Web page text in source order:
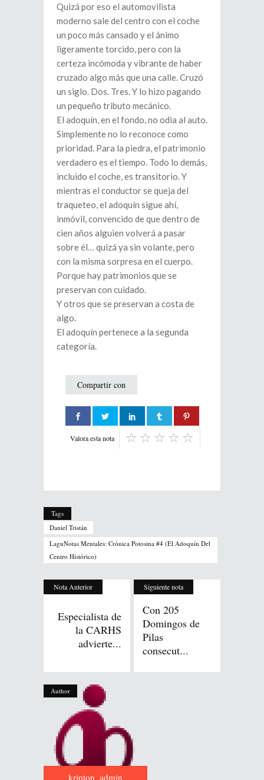
Quizá por eso el automovilista
moderno sale del centro con el coche
un poco más cansado y el ánimo
ligeramente torcido, pero con la
certeza incómoda y vibrante de haber
cruzado algo más que una calle. Cruzó
un siglo. Dos. Tres. Y lo hizo pagando
un pequeño tributo mecánico.
El adoquín, en el fondo, no odia al auto.
Simplemente no lo reconoce como
prioridad. Para la piedra, el patrimonio
verdadero es el tiempo. Todo lo demás,
incluido el coche, es transitorio. Y
mientras el conductor se queja del
traqueteo, el adoquín sigue ahí,
inmóvil, convencido de que dentro de
cien años alguien volverá a pasar
sobre él… quizá ya sin volante, pero
con la misma sorpresa en el cuerpo.
Porque hay patrimonios que se
preservan con cuidado.
Y otros que se preservan a costa de
algo.
El adoquín pertenece a la segunda
categoría.
Compartir con
Valora esta nota
Tags
Daniel Tristán
LaguNotas Mentales: Crónica Potosina #4 (El Adoquín Del
Centro Histórico)
Nota Anterior
Especialista de
la CARHS
advierte...
Siguiente nota
Con 205
Domingos de
Pilas
consecut...
Author
kripton_admin